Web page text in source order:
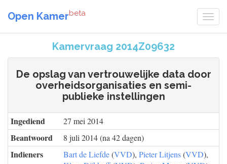
Open Kamerbeta
Kamervraag 2014Z09632
De opslag van vertrouwelijke data door
overheidsorganisaties en semi-
publieke instellingen
Ingediend 27 mei 2014
Beantwoord 8 juli 2014 (na 42 dagen)
Indieners Bart de Liefde(VVD), Pieter Litjens(VVD),